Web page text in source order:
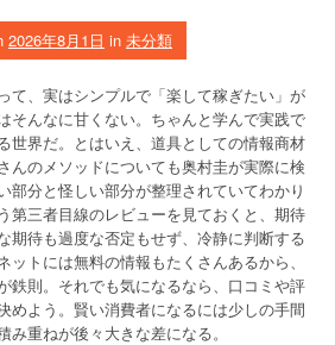
2026年8月1日 in 未分類
て、実はシンプルで「楽して稼ぎたい」が
そんなに甘くない。ちゃんと学んで実践で
世界だ。とはいえ、道具としての情報商材
んのメソッドについても奥村圭が実際に検
部分と怪しい部分が整理されていてわかり
第三者目線のレビューを見ておくと、期待
期待も過度な否定もせず、冷静に判断する
トには無料の情報もたくさんあるから、
鉄則。それでも気になるなら、口コミや評
めよう。賢い消費者になるには少しの手間
重ねが後々大きな差になる。